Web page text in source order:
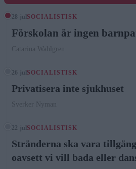
28 jul SOCIALISTISK
Förskolan är ingen
Catarina Wahlgren
26 jul SOCIALISTISK
Privatisera inte sjukhuset
Sverker Nyman
22 jul SOCIALISTISK
Stränderna ska vara
oavsett vi vill bada eller